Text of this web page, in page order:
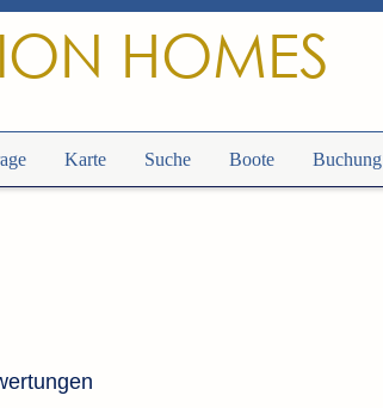
HOMES
Karte Suche Boote Buchung